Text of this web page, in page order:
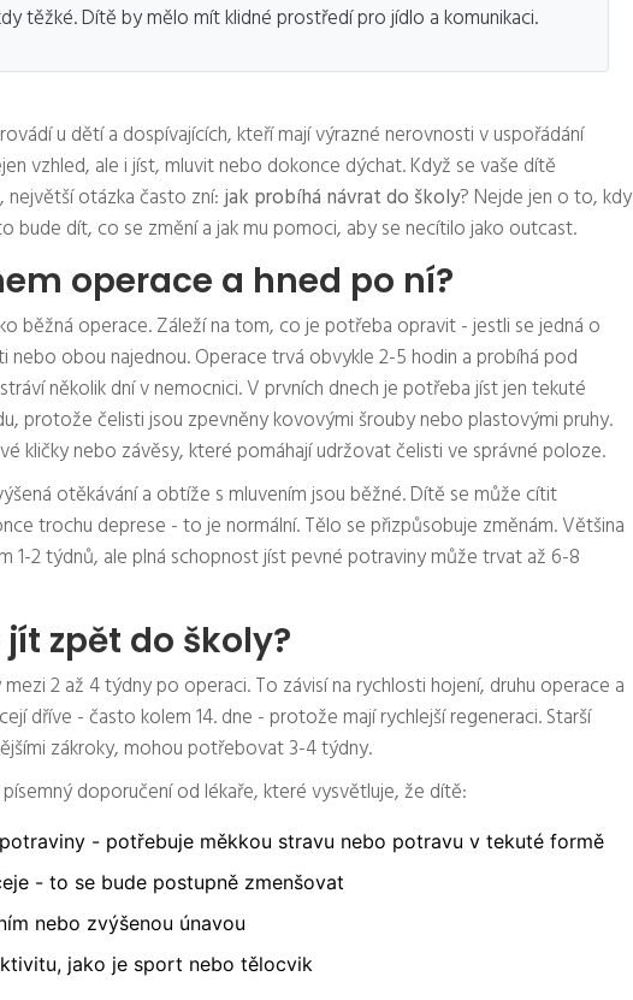
těžké. Dítě by mělo mít klidné prostředí pro jídlo a komunikaci.
u dětí a dospívajících, kteří mají výrazné nerovnosti v uspořádání
vzhled, ale i jíst, mluvit nebo dokonce dýchat. Když se vaše dítě
největší otázka často zní:jak probíhá návrat do školy? Nejde jen o to, kdy
bude dít, co se změní a jak mu pomoci, aby se necítilo jako outcast.
operace a hned po ní?
běžná operace. Záleží na tom, co je potřeba opravit - jestli se jedná o
nebo obou najednou. Operace trvá obvykle 2-5 hodin a probíhá pod
několik dní v nemocnici. V prvních dnech je potřeba jíst jen tekuté
protože čelisti jsou zpevněny kovovými šrouby nebo plastovými pruhy.
kličky nebo závěsy, které pomáhají udržovat čelisti ve správné poloze.
otěkávání a obtíže s mluvením jsou běžné. Dítě se může cítit
trochu deprese - to je normální. Tělo se přizpůsobuje změnám. Většina
1-2 týdnů, ale plná schopnost jíst pevné potraviny může trvat až 6-8
zpět do školy?
2 až 4 týdny po operaci. To závisí na rychlosti hojení, druhu operace a
dříve - často kolem 14. dne - protože mají rychlejší regeneraci. Starší
zákroky, mohou potřebovat 3-4 týdny.
doporučení od lékaře, které vysvětluje, že dítě:
- potřebuje měkkou stravu nebo potravu v tekuté formě
- to se bude postupně zmenšovat
nebo zvýšenou únavou
jako je sport nebo tělocvik